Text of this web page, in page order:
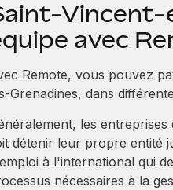
Vincent-
avec
Remote, vous pouvez
Grenadines, dans
les
détenir leur propre entité
à l'international qui
nécessaires à la